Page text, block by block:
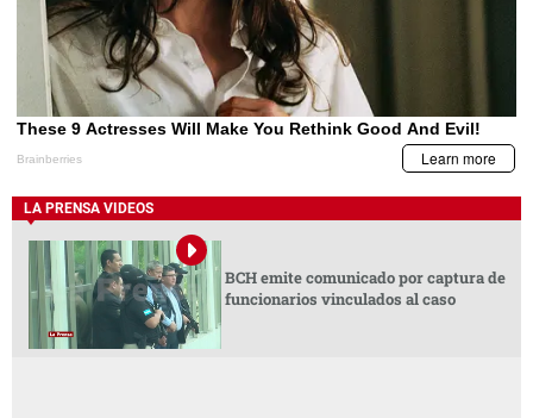
LA PRENSA VIDEOS
BCH emite comunicado por captura de
funcionarios vinculados al caso